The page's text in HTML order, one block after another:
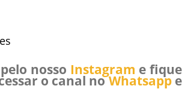
nosso Instagram e fique
o canal noWhatsappe